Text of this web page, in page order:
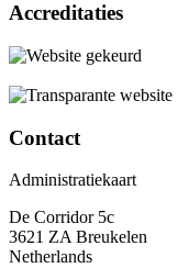
Accreditaties
Contact
Administratiekaart
De Corridor 5c
3621 ZA Breukelen
Netherlands